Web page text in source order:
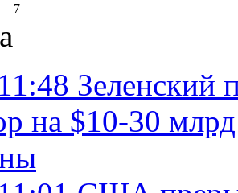
7
Зеленский
на $10-30